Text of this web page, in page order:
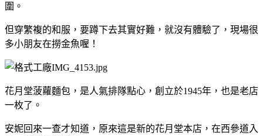
圍。
但穿繁複的和服，要蹲下去其實好難，就沒有體驗了，現場很
多小朋友在撈金魚喔！
花月堂菠蘿麵包，是人氣排隊點心，創立於1945年，也是老店
一枚了。
安妮回來一查才知道，原來這是新的花月堂本店，在西參道入